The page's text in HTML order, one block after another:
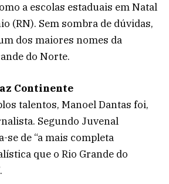
a escolas estaduais em Natal
(RN). Sem sombra de dúvidas,
dos maiores nomes da
do Norte.
Continente
talentos, Manoel Dantas foi,
Segundo Juvenal
se de “a mais completa
que o Rio Grande do